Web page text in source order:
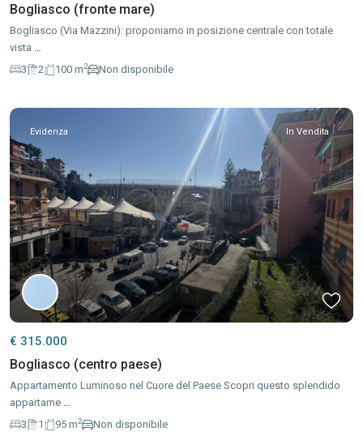
Bogliasco (fronte mare)
Bogliasco (Via Mazzini): proponiamo in posizione centrale con totale
vista
3
2 100 m2 Non disponibile
Evidenza In Vendita
€ 315.000
Bogliasco (centro paese)
Appartamento Luminoso nel Cuore del Paese Scopri questo splendido
appartame
3
1 95 m2 Non disponibile